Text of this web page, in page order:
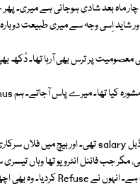
ماہ بعد شادی ہوجانی ہے میری۔
پر ترس بھی آرہا تھا۔ دُکھ بھی